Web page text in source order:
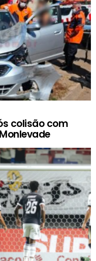
colisão com